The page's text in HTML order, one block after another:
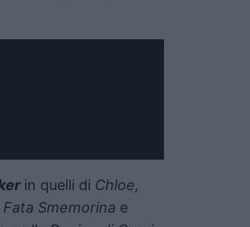
in quelli di Chloe,
Fata Smemorina e